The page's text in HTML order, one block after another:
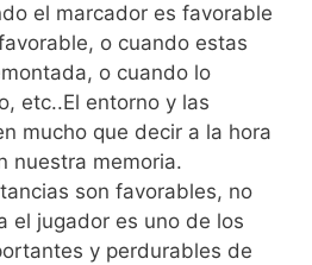
el marcador es favorable
o cuando estas
o cuando lo
etc..El entorno y las
mucho que decir a la hora
nuestra memoria.
son favorables, no
el jugador es uno de los
y perdurables de